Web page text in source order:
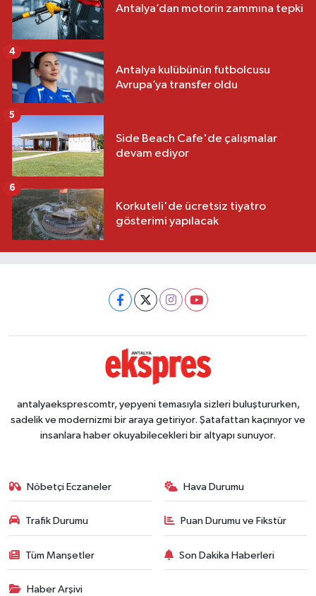
Antalya’dan motorin zammına tepki
Antalya kulübünün futbolcusu
Avrupa’ya transfer oldu
4
Side Beach Cafe'de çalışmalar
devam ediyor
5
Korkuteli'de ücretsiz tiyatro
gösterimi yapılacak
6
antalyaeksprescomtr, yepyeni temasıyla sizleri buluştururken,
sadelik ve modernizmi bir araya getiriyor. Şatafattan kaçınıyor ve
insanlara haber okuyabilecekleri bir altyapı sunuyor.
Nöbetçi Eczaneler Hava Durumu
Trafik Durumu Puan Durumu ve Fikstür
Tüm Manşetler Son Dakika Haberleri
Haber Arşivi